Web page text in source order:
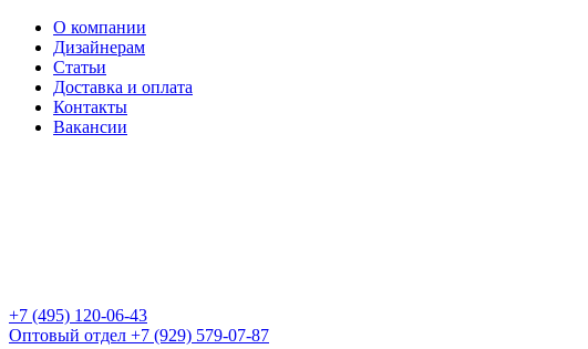
О компании
Дизайнерам
Статьи
Доставка и оплата
Контакты
Вакансии
+7 (495) 120-06-43
Оптовый отдел +7 (929) 579-07-87